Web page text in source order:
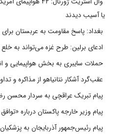
یا آسیب دیدند
بغداد: پاسخ مقاومت به عربستان برای
ادعای برلین: طرح غزه می‌تواند به
حملات سایبری به بخش هواپیمایی و
عقب‌گرد آشکار نتانیاهو از مذاکره و
پیام تبریک عراقچی به سردار محسن
پیام وزیر خارجه پاکستان درباره
پیام رئیس‌جمهور آذربایجان به پزشکیان